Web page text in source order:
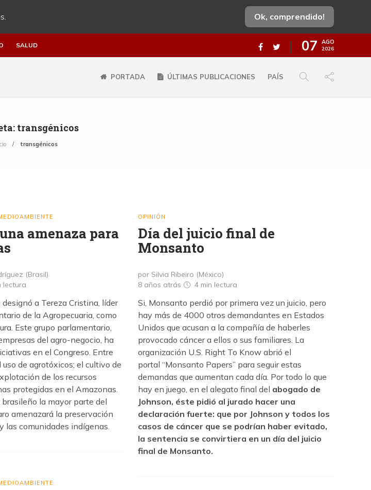
Ok, comprendido!
SALUD 07 AGO
2026
PORTADA ÚLTIMAS PUBLICACIONES PAÍS
transgénicos
transgénicos
amenaza para
(Brasil)
lectura
a Tereza Cristina, líder
de la Agropecuaria, como
Este grupo parlamentario,
del agro-negocio, ha
en el Congreso. Entre
de agrotóxicos; el cultivo de
de los recursos
protegidas en el Amazonas.
la mayor parte del
amenazará la preservación
las comunidades indígenas.
OPINIÓN
Día del juicio final de
Monsanto
por Silvia Ribeiro (México)
8 años atrás
4 min lectura
Si, Monsanto perdió por primera vez un juicio, pero
hay más de 4000 otros demandantes en Estados
Unidos que acusan a la compañía de haberles
provocado cáncer a ellos o sus familiares. La
organización U.S. Right To Know abrió el
portal “Monsanto Papers” para seguir estas
demandas que aumentan cada día. Por todo lo que
hay en juego, en el alegato final del abogado de
Johnson, éste pidió al jurado hacer una
declaración fuerte: que por Johnson y todos los
casos de cáncer que se podrían haber evitado,
la sentencia se convirtiera en un día del juicio
final de Monsanto.